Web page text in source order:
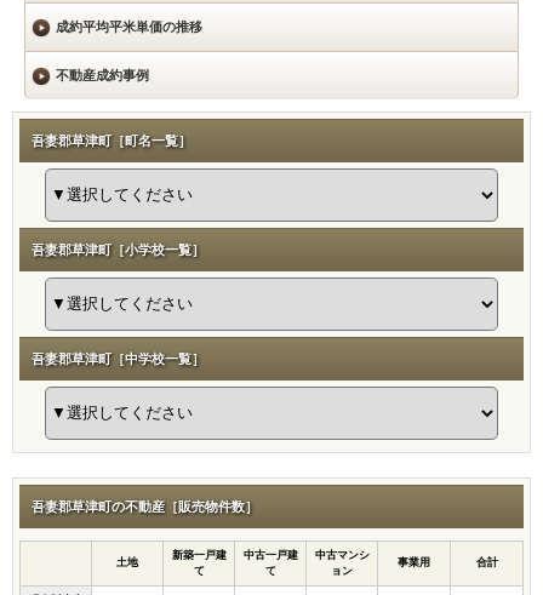
成約平均平米単価の推移
不動産成約事例
吾妻郡草津町［町名一覧］
吾妻郡草津町［小学校一覧］
吾妻郡草津町［中学校一覧］
吾妻郡草津町の不動産［販売物件数］
土地
新築一戸建
て
中古一戸建
て
中古マンシ
ョン
事業用 合計